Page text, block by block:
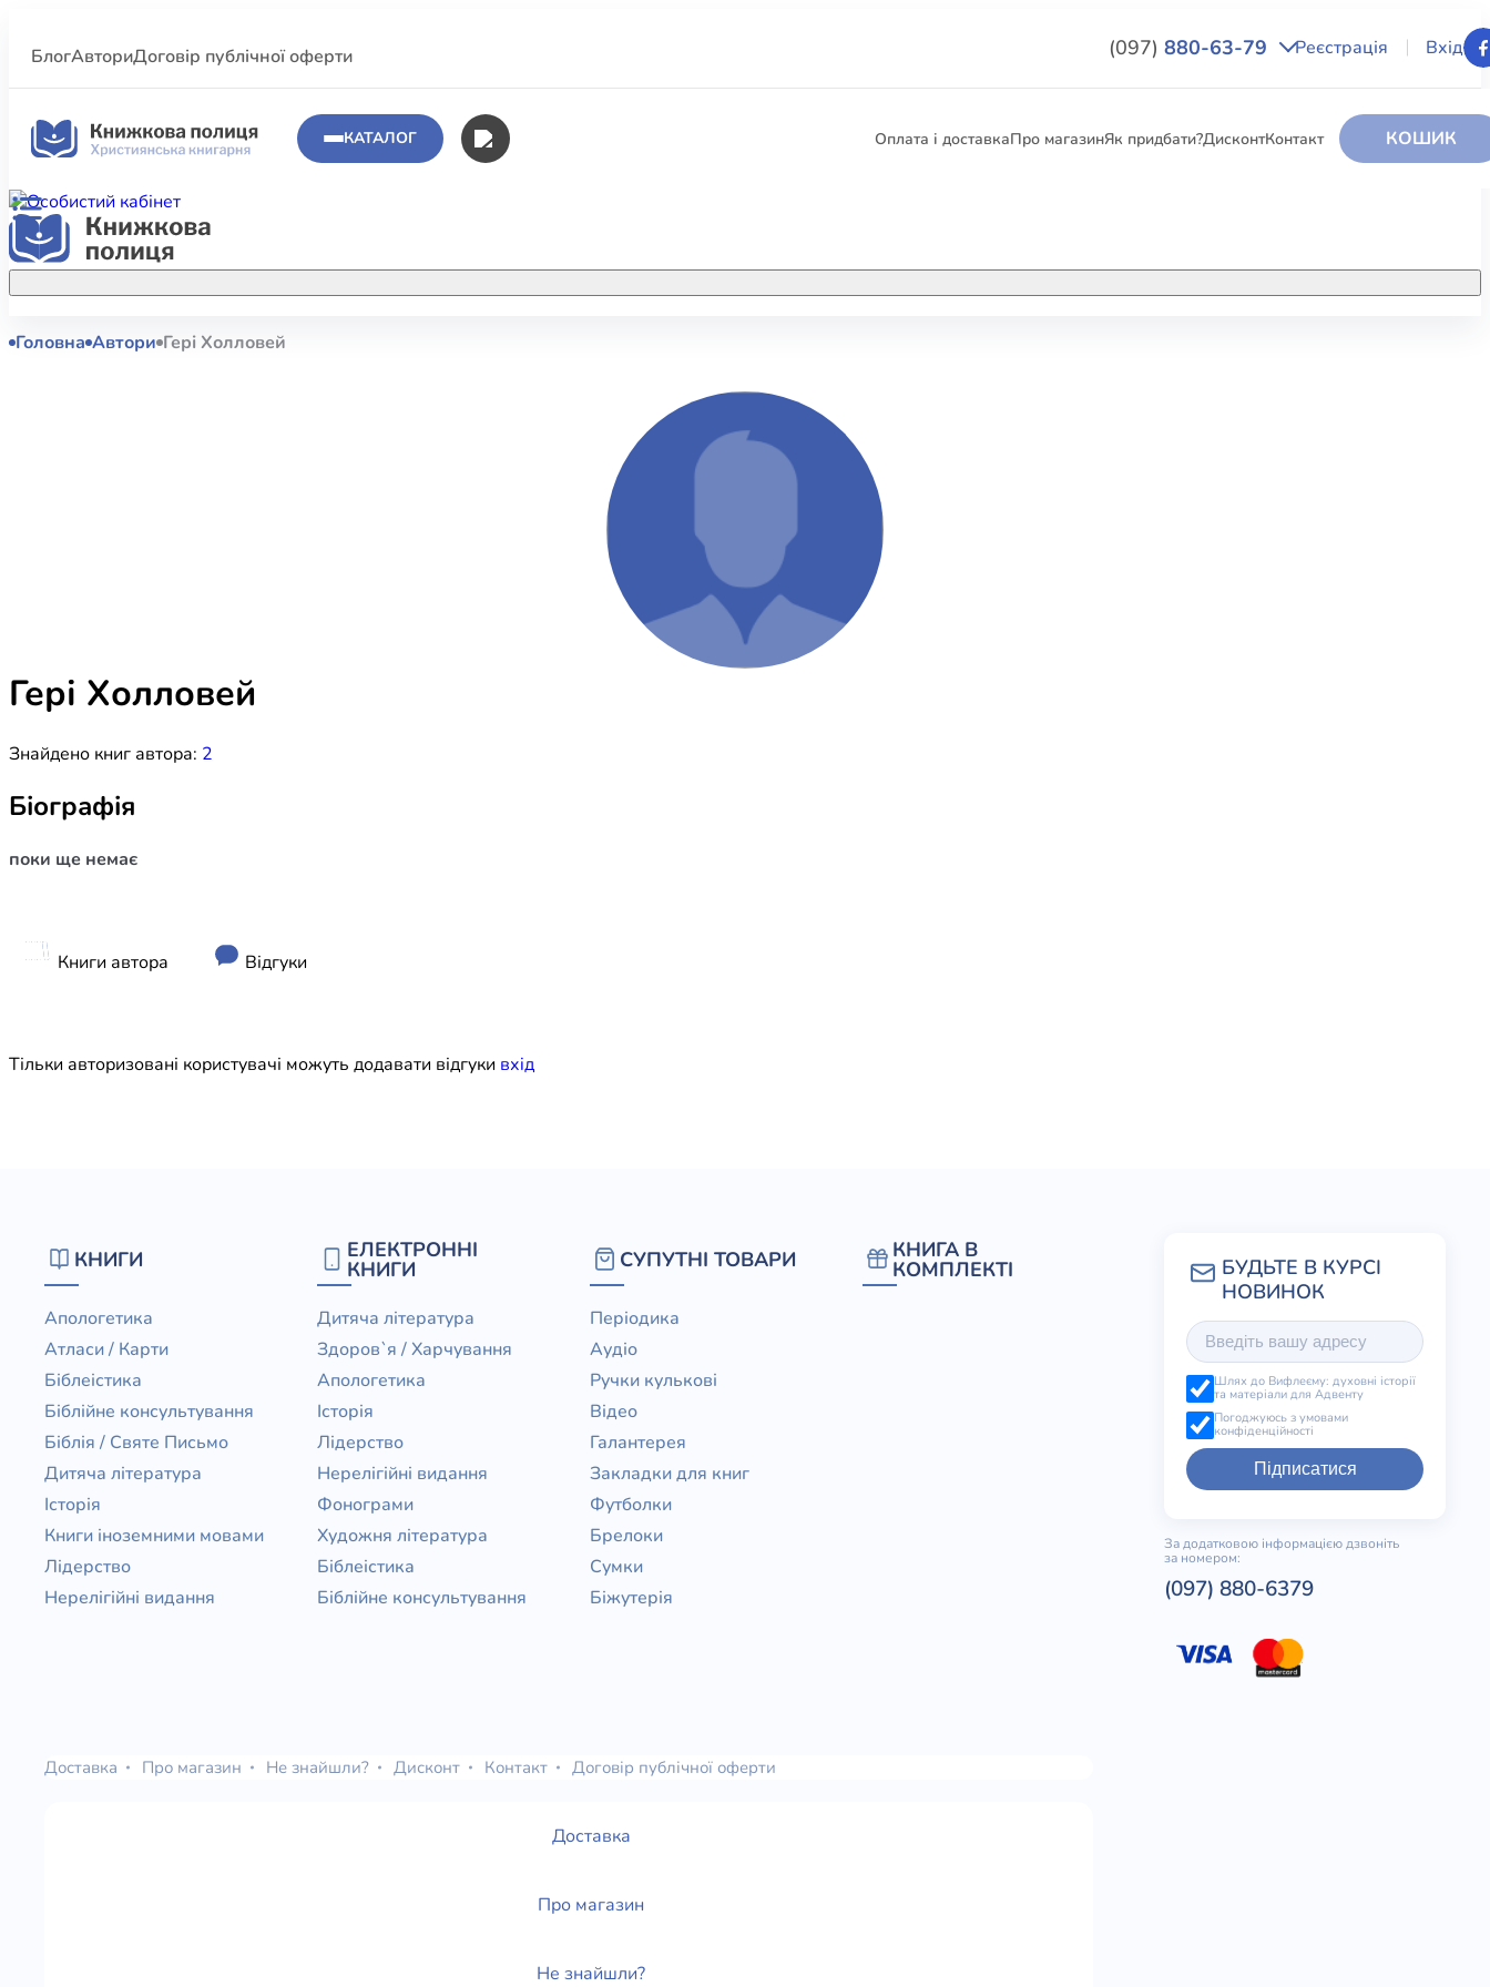
БлогАвториДоговір публічної оферти (097) 880-63-79 Реєстрація Вхід
КАТАЛОГ Оплата і доставкаПро магазинЯк придбати?ДисконтКонтакт КОШИК
Акційні пропозиції
полиці.
КНИГИ
Біблійне консультування
Художня література
ЕЛЕКТРОННІ КНИГИ
КНИГА В КОМПЛЕКТІ
Головна Автори Гері Холловей
Гері Холловей
Знайдено книг автора: 2
Біографія
поки ще немає
Книги автора Відгуки
Тільки авторизовані користувачі можуть додавати відгуки вхiд
КНИГИ
Апологетика
Атласи / Карти
Біблеістика
Біблійне консультування
Біблія / Святе Письмо
Дитяча література
Історія
Книги іноземними мовами
Лідерство
Нерелігійні видання
ЕЛЕКТРОННІ
КНИГИ
Дитяча література
Здоров`я / Харчування
Апологетика
Історія
Лідерство
Нерелігійні видання
Фонограми
Художня література
Біблеістика
Біблійне консультування
СУПУТНІ ТОВАРИ
Періодика
Аудіо
Ручки кулькові
Відео
Галантерея
Закладки для книг
Футболки
Брелоки
Сумки
Біжутерія
КНИГА В
КОМПЛЕКТІ
Шлях до Вифлеєму: духовні історії
та матеріали для Адвенту
Погоджуюсь з умовами
конфіденційності
Підписатися
За додатковою інформацією дзвоніть
за номером:
(097) 880-6379
Доставка Про магазин Не знайшли? Дисконт Контакт Договір публічної оферти
Доставка
Про магазин
Не знайшли?